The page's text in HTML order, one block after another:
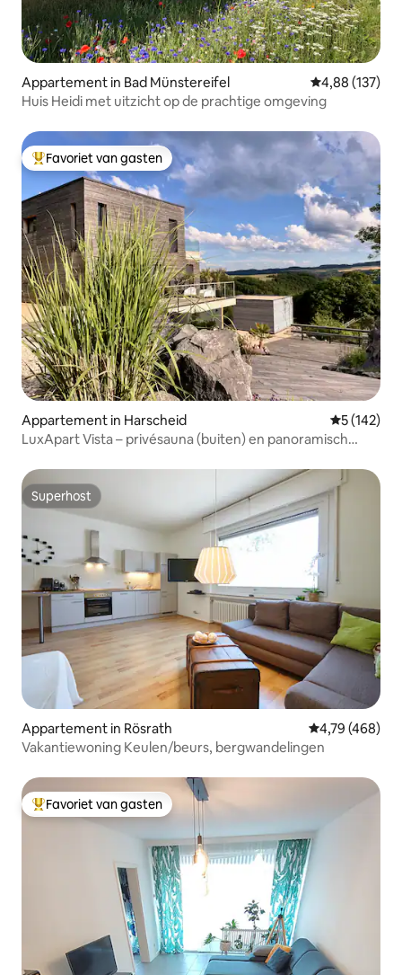
Appartement in Bad Münstereifel Gemiddelde
4,88 (137)
Huis Heidi met uitzicht op de prachtige omgeving
Topfavoriet van gasten
Favoriet van gasten
Appartement in Harscheid
5 (142)
LuxApart Vista – privésauna (buiten) en panoramisch
Superhost
Superhost
Appartement in Rösrath Gemiddelde
4,79 (468)
Vakantiewoning Keulen/beurs, bergwandelingen
Topfavoriet van gasten
Favoriet van gasten